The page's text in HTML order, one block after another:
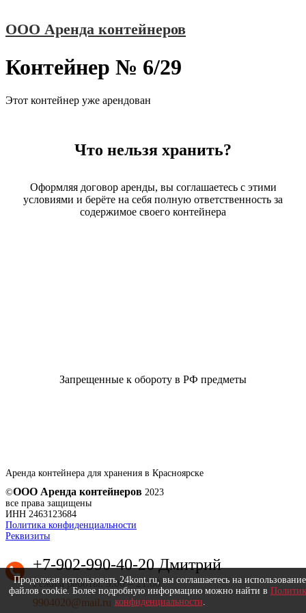
к
ООО Аренда контейнеров
Контейнер № 6/29
Этот контейнер уже арендован
Что нельзя хранить?
Оформляя договор аренды, вы соглашаетесь с этими
условиями и берёте на себя полную ответственность за
содержимое своего контейнера
Запрещенные к обороту в РФ предметы
Аренда контейнера для хранения в Красноярске
©ООО Аренда контейнеров 2023
все права защищены
ИНН 2463123684
Политика конфиденциальности
Реквизиты
+7-902-990-40-20 Дмитрий
Режим работы: 9.00 – 21.00
9904020@mail.ru
Продолжая использовать 24kont.ru, вы соглашаетесь на использование
файлов cookie. Более подробную информацию можно найти в
конфиденциальности.